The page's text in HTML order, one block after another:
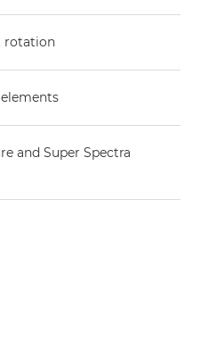
rotation
and Super Spectra